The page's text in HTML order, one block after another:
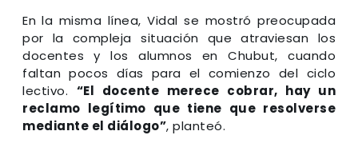
En la misma línea, Vidal se mostró preocupada
por la compleja situación que atraviesan los
docentes y los alumnos en Chubut, cuando
faltan pocos días para el comienzo del ciclo
lectivo. “El docente merece cobrar, hay un
reclamo legítimo que tiene que resolverse
mediante el diálogo”, planteó.